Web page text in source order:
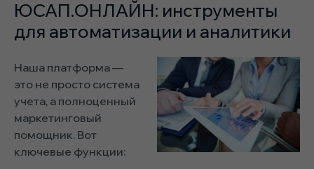
ЮСАП.ОНЛАЙН: инструменты
для автоматизации и аналитики
Наша платформа —
это не просто система
учета, а полноценный
маркетинговый
помощник. Вот
ключевые функции: